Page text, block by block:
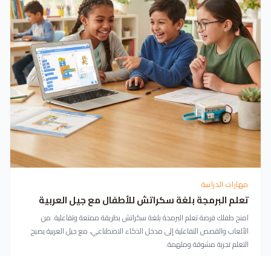
مهارات الدراسة
تعلم البرمجة بلغة سكراتش للأطفال مع جيل العربية
امنح طفلك فرصة تعلم البرمجة بلغة سكراتش بطريقة ممتعة وتفاعلية. من
الألعاب والقصص التفاعلية إلى مدخل الذكاء الاصطناعي، مع جيل العربية يصبح
التعلم تجربة مشوقة وملهمة.